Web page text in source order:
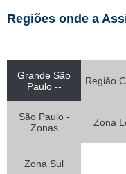
Regiões onde a
Grande São
Paulo --
Região
São Paulo -
Zonas
Zona
Zona Sul